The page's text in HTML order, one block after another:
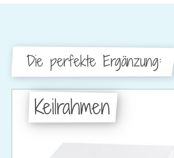
Die perfekte Ergänzung:
Keilrahmen